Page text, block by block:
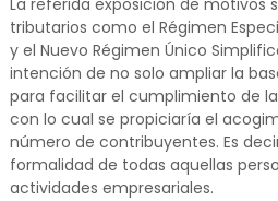
La referida exposición de motivos
tributarios como el Régimen
y el Nuevo Régimen Único
intención de no solo ampliar la
para facilitar el cumplimiento de
con lo cual se propiciaría el
número de contribuyentes. Es
formalidad de todas aquellas
actividades empresariales.